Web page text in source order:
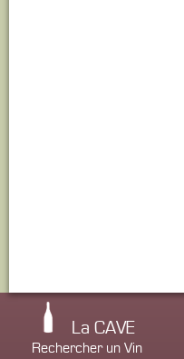
La CAVE
Rechercher un Vin